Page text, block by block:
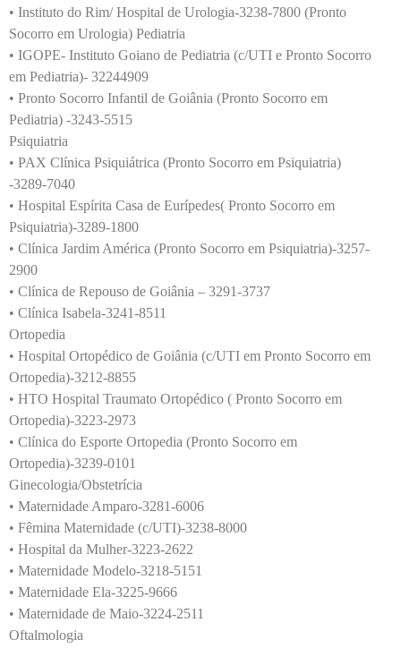
• Instituto do Rim/ Hospital de Urologia-3238-7800 (Pronto
Socorro em Urologia) Pediatria
• IGOPE- Instituto Goiano de Pediatria (c/UTI e Pronto Socorro
em Pediatria)- 32244909
• Pronto Socorro Infantil de Goiânia (Pronto Socorro em
Pediatria) -3243-5515
Psiquiatria
• PAX Clínica Psiquiátrica (Pronto Socorro em Psiquiatria)
-3289-7040
• Hospital Espírita Casa de Eurípedes( Pronto Socorro em
Psiquiatria)-3289-1800
• Clínica Jardim América (Pronto Socorro em Psiquiatria)-3257-
2900
• Clínica de Repouso de Goiânia – 3291-3737
• Clínica Isabela-3241-8511
Ortopedia
• Hospital Ortopédico de Goiânia (c/UTI em Pronto Socorro em
Ortopedia)-3212-8855
• HTO Hospital Traumato Ortopédico ( Pronto Socorro em
Ortopedia)-3223-2973
• Clínica do Esporte Ortopedia (Pronto Socorro em
Ortopedia)-3239-0101
Ginecologia/Obstetrícia
• Maternidade Amparo-3281-6006
• Fêmina Maternidade (c/UTI)-3238-8000
• Hospital da Mulher-3223-2622
• Maternidade Modelo-3218-5151
• Maternidade Ela-3225-9666
• Maternidade de Maio-3224-2511
Oftalmologia